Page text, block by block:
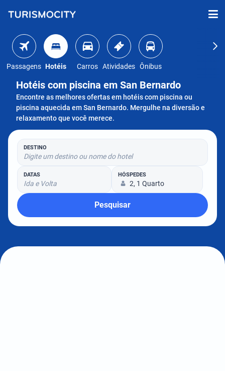
Passagens Hotéis Carros Atividades Ônibus
Hotéis com piscina em San Bernardo
Encontre as melhores ofertas em hotéis com piscina ou
piscina aquecida em San Bernardo. Mergulhe na diversão e
relaxamento que você merece.
DESTINO
Digite um destino ou nome do hotel
DATAS
Ida e Volta
HÓSPEDES
2, 1 Quarto
Pesquisar